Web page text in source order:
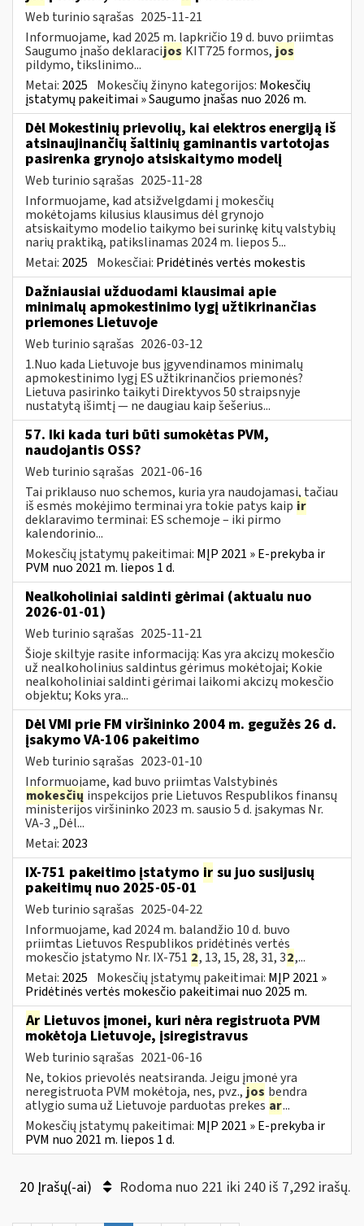
Web turinio sąrašas 2025-11-21
Informuojame, kad 2025 m. lapkričio 19 d. buvo priimtas
Saugumo įnašo deklaracijos KIT725 formos, jos
pildymo, tikslinimo...
Metai: 2025 Mokesčių žinyno kategorijos: Mokesčių
įstatymų pakeitimai » Saugumo įnašas nuo 2026 m.
Dėl Mokestinių prievolių, kai elektros energiją iš
atsinaujinančių šaltinių gaminantis vartotojas
pasirenka grynojo atsiskaitymo modelį
Web turinio sąrašas 2025-11-28
Informuojame, kad atsižvelgdami į mokesčių
mokėtojams kilusius klausimus dėl grynojo
atsiskaitymo modelio taikymo bei surinkę kitų valstybių
narių praktiką, patikslinamas 2024 m. liepos 5...
Metai: 2025 Mokesčiai: Pridėtinės vertės mokestis
Dažniausiai užduodami klausimai apie
minimalų apmokestinimo lygį užtikrinančias
priemones Lietuvoje
Web turinio sąrašas 2026-03-12
1.Nuo kada Lietuvoje bus įgyvendinamos minimalų
apmokestinimo lygį ES užtikrinančios priemonės?
Lietuva pasirinko taikyti Direktyvos 50 straipsnyje
nustatytą išimtį — ne daugiau kaip šešerius...
57. Iki kada turi būti sumokėtas PVM,
naudojantis OSS?
Web turinio sąrašas 2021-06-16
Tai priklauso nuo schemos, kuria yra naudojamasi, tačiau
iš esmės mokėjimo terminai yra tokie patys kaip ir
deklaravimo terminai: ES schemoje – iki pirmo
kalendorinio...
Mokesčių įstatymų pakeitimai: MĮP 2021 » E-prekyba ir
PVM nuo 2021 m. liepos 1 d.
Nealkoholiniai saldinti gėrimai (aktualu nuo
2026-01-01)
Web turinio sąrašas 2025-11-21
Šioje skiltyje rasite informaciją: Kas yra akcizų mokesčio
už nealkoholinius saldintus gėrimus mokėtojai; Kokie
nealkoholiniai saldinti gėrimai laikomi akcizų mokesčio
objektu; Koks yra...
Dėl VMI prie FM viršininko 2004 m. gegužės 26 d.
įsakymo VA-106 pakeitimo
Web turinio sąrašas 2023-01-10
Informuojame, kad buvo priimtas Valstybinės
mokesčių inspekcijos prie Lietuvos Respublikos finansų
ministerijos viršininko 2023 m. sausio 5 d. įsakymas Nr.
VA-3 „Dėl...
Metai: 2023
IX-751 pakeitimo įstatymo ir su juo susijusių
pakeitimų nuo 2025-05-01
Web turinio sąrašas 2025-04-22
Informuojame, kad 2024 m. balandžio 10 d. buvo
priimtas Lietuvos Respublikos pridėtinės vertės
mokesčio įstatymo Nr. IX-751 2, 13, 15, 28, 31, 32,...
Metai: 2025 Mokesčių įstatymų pakeitimai: MĮP 2021 »
Pridėtinės vertės mokesčio pakeitimai nuo 2025 m.
Ar Lietuvos įmonei, kuri nėra registruota PVM
mokėtoja Lietuvoje, įsiregistravus
Web turinio sąrašas 2021-06-16
Ne, tokios prievolės neatsiranda. Jeigu įmonė yra
neregistruota PVM mokėtoja, nes, pvz., jos bendra
atlygio suma už Lietuvoje parduotas prekes ar...
Mokesčių įstatymų pakeitimai: MĮP 2021 » E-prekyba ir
PVM nuo 2021 m. liepos 1 d.
20 Įrašų(-ai) Rodoma nuo 221 iki 240 iš 7,292 irašų.